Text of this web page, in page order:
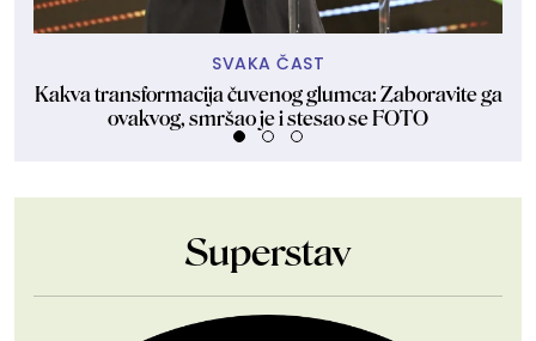
SVAKA ČAST
Kakva transformacija čuvenog glumca: Zaboravite ga
ovakvog, smršao je i stesao se FOTO
Superstav